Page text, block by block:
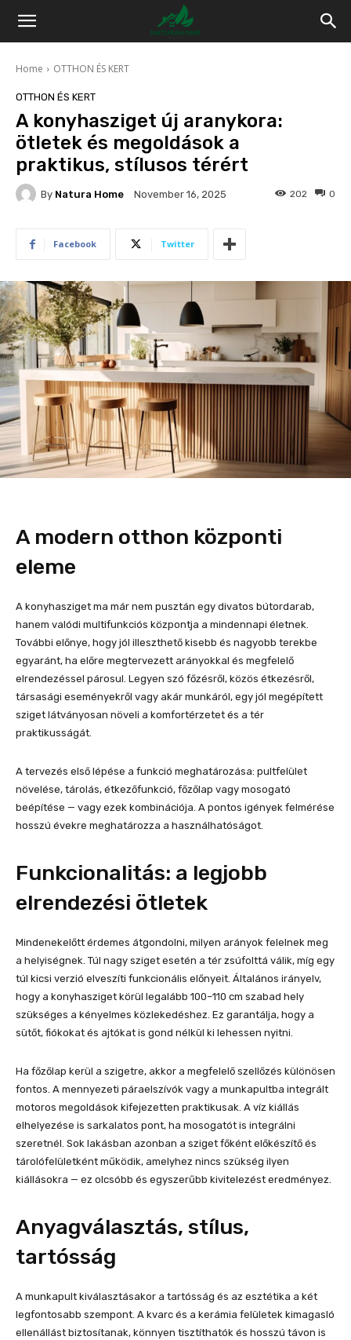
Home OTTHON ÉS KERT
OTTHON ÉS KERT
A konyhasziget új aranykora:
ötletek és megoldások a
praktikus, stílusos térért
By Natura Home November 16, 2025 0
202
Facebook Twitter
A modern otthon központi
eleme
A konyhasziget ma már nem pusztán egy divatos bútordarab,
hanem valódi multifunkciós központja a mindennapi életnek.
További előnye, hogy jól illeszthető kisebb és nagyobb terekbe
egyaránt, ha előre megtervezett arányokkal és megfelelő
elrendezéssel párosul. Legyen szó főzésről, közös étkezésről,
társasági eseményekről vagy akár munkáról, egy jól megépített
sziget látványosan növeli a komfortérzetet és a tér
praktikusságát.
A tervezés első lépése a funkció meghatározása: pultfelület
növelése, tárolás, étkezőfunkció, főzőlap vagy mosogató
beépítése — vagy ezek kombinációja. A pontos igények felmérése
hosszú évekre meghatározza a használhatóságot.
Funkcionalitás: a legjobb
elrendezési ötletek
Mindenekelőtt érdemes átgondolni, milyen arányok felelnek meg
a helyiségnek. Túl nagy sziget esetén a tér zsúfolttá válik, míg egy
túl kicsi verzió elveszíti funkcionális előnyeit. Általános irányelv,
hogy a konyhasziget körül legalább 100–110 cm szabad hely
szükséges a kényelmes közlekedéshez. Ez garantálja, hogy a
sütőt, fiókokat és ajtókat is gond nélkül ki lehessen nyitni.
Ha főzőlap kerül a szigetre, akkor a megfelelő szellőzés különösen
fontos. A mennyezeti páraelszívók vagy a munkapultba integrált
motoros megoldások kifejezetten praktikusak. A víz kiállás
elhelyezése is sarkalatos pont, ha mosogatót is integrálni
szeretnél. Sok lakásban azonban a sziget főként előkészítő és
tárolófelületként működik, amelyhez nincs szükség ilyen
kiállásokra — ez olcsóbb és egyszerűbb kivitelezést eredményez.
Anyagválasztás, stílus,
tartósság
A munkapult kiválasztásakor a tartósság és az esztétika a két
legfontosabb szempont. A kvarc és a kerámia felületek kimagasló
ellenállást biztosítanak, könnyen tisztíthatók és hosszú távon is